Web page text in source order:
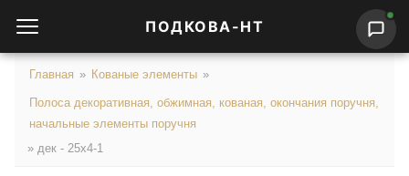
ПОДКОВА-НТ
Главная » Кованые элементы »
Полоса декоративная, обжимная, кованая, окончания поручня,
начальные элементы поручня
» дек - 25х4-1